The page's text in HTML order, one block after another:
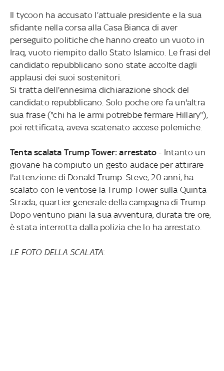
Il tycoon ha accusato l’attuale presidente e la sua
sfidante nella corsa alla Casa Bianca di aver
perseguito politiche che hanno creato un vuoto in
Iraq, vuoto riempito dallo Stato Islamico. Le frasi del
candidato repubblicano sono state accolte dagli
applausi dei suoi sostenitori.
Si tratta dell'ennesima dichiarazione shock del
candidato repubblicano. Solo poche ore fa un'altra
sua frase ("chi ha le armi potrebbe fermare Hillary"),
poi rettificata, aveva scatenato accese polemiche.
Tenta scalata Trump Tower: arrestato - Intanto un
giovane ha compiuto un gesto audace per attirare
l'attenzione di Donald Trump. Steve, 20 anni, ha
scalato con le ventose la Trump Tower sulla Quinta
Strada, quartier generale della campagna di Trump.
Dopo ventuno piani la sua avventura, durata tre ore,
è stata interrotta dalla polizia che lo ha arrestato.
LE FOTO DELLA SCALATA: